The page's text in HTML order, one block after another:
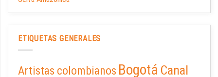
ETIQUETAS GENERALES
Artistas colombianos Bogotá Canal